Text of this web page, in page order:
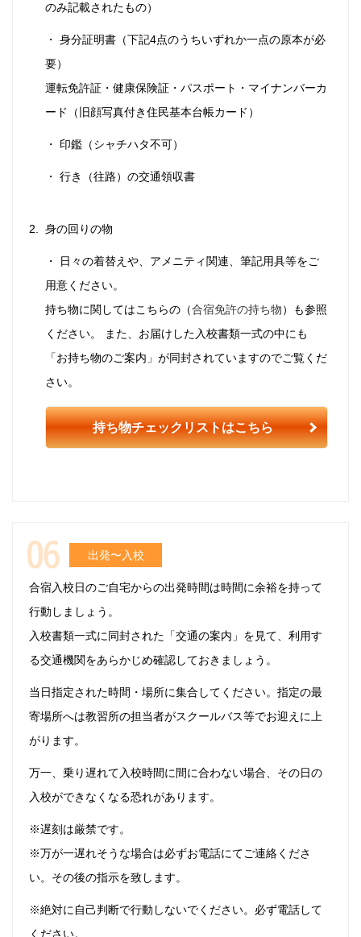
のみ記載されたもの）
・ 身分証明書（下記4点のうちいずれか一点の原本が必
要）
運転免許証・健康保険証・パスポート・マイナンバーカ
ード（旧顔写真付き住民基本台帳カード）
・ 印鑑（シャチハタ不可）
・ 行き（往路）の交通領収書
身の回りの物
・ 日々の着替えや、アメニティ関連、筆記用具等をご
用意ください。
持ち物に関してはこちらの（合宿免許の持ち物）も参照
ください。 また、お届けした入校書類一式の中にも
「お持ち物のご案内」が同封されていますのでご覧くだ
さい。
持ち物チェックリストはこちら
出発〜入校
合宿入校日のご自宅からの出発時間は時間に余裕を持って
行動しましょう。
入校書類一式に同封された「交通の案内」を見て、利用す
る交通機関をあらかじめ確認しておきましょう。
当日指定された時間・場所に集合してください。指定の最
寄場所へは教習所の担当者がスクールバス等でお迎えに上
がります。
万一、乗り遅れて入校時間に間に合わない場合、その日の
入校ができなくなる恐れがあります。
※遅刻は厳禁です。
※万が一遅れそうな場合は必ずお電話にてご連絡くださ
い。その後の指示を致します。
※絶対に自己判断で行動しないでください。必ず電話して
ください。